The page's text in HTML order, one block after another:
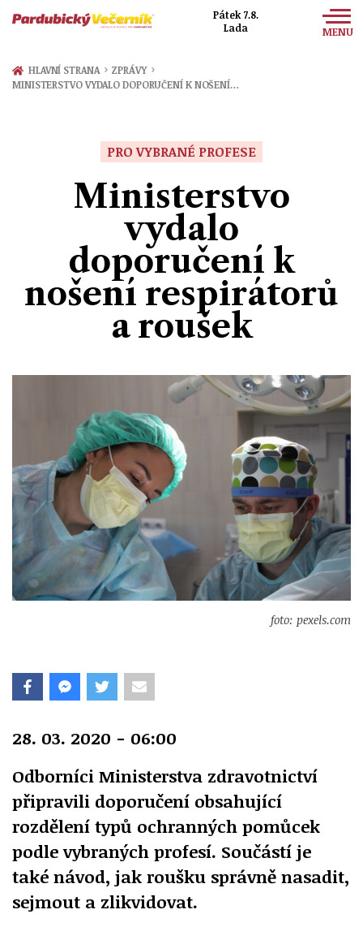
Pátek 7.8.
Lada
MENU
Zprávy
HLAVNÍ STRANA › ZPRÁVY ›
MINISTERSTVO VYDALO DOPORUČENÍ K NOŠENÍ…
PRO VYBRANÉ PROFESE
Ministerstvo
vydalo
doporučení k
nošení respirátorů
a roušek
foto: pexels.com
28. 03. 2020 - 06:00
Odborníci Ministerstva zdravotnictví
připravili doporučení obsahující
rozdělení typů ochranných pomůcek
podle vybraných profesí. Součástí je
také návod, jak roušku správně nasadit,
sejmout a zlikvidovat.